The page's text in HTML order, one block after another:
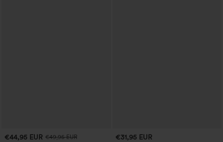
€44,95 EUR €49,95 EUR
€31,95 EUR